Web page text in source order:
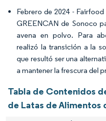
Febrero de 2024 -
GREENCAN de Sonoco
avena en polvo. Para
realizó la transición a la
que resultó ser una
a mantener la frescura del
Tabla de Contenidos
de Latas de Alimentos